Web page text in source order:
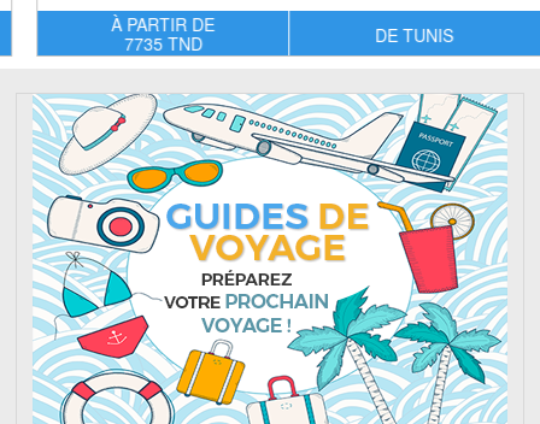
À PARTIR DE
7735 TND
DE TUNIS